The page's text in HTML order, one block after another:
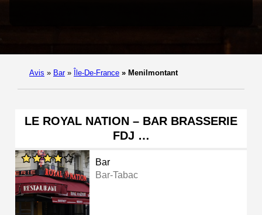
Avis » Bar » Île-De-France » Menilmontant
LE ROYAL NATION – BAR BRASSERIE
FDJ …
Bar
Bar-Tabac